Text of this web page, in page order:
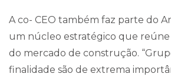
A co- CEO também faz parte do
um núcleo estratégico que reúne
do mercado de construção.
finalidade são de extrema